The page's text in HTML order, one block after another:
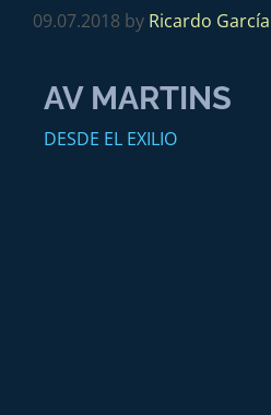
09.07.2018 by Ricardo García
AV MARTINS
DESDE EL EXILIO